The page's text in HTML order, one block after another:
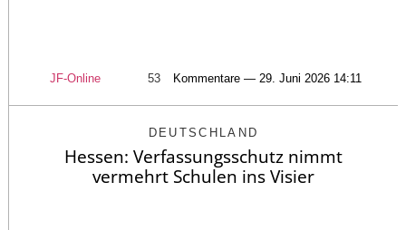
JF-Online 53 Kommentare — 29. Juni 2026 14:11
DEUTSCHLAND
Hessen: Verfassungsschutz nimmt
vermehrt Schulen ins Visier